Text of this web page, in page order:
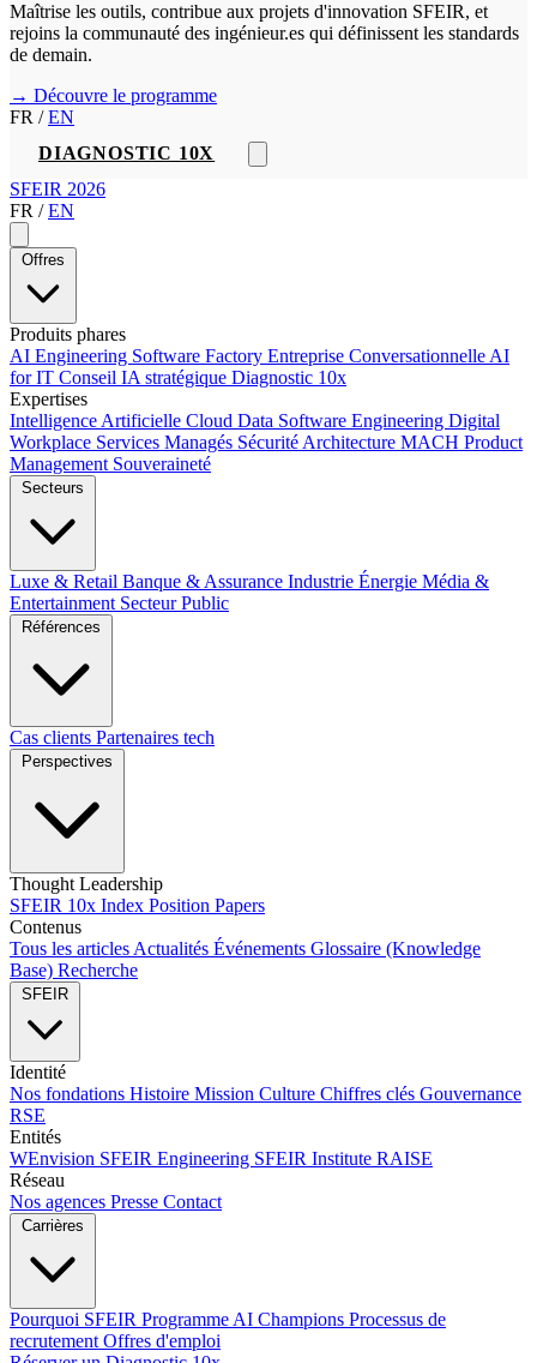
Maîtrise les outils, contribue aux projets d'innovation SFEIR, et
rejoins la communauté des ingénieur.es qui définissent les standards
de demain.
→ Découvre le programme
FR / EN
DIAGNOSTIC 10X
SFEIR 2026
FR / EN
Offres
Produits phares
AI Engineering Software Factory Entreprise Conversationnelle AI
for IT Conseil IA stratégique Diagnostic 10x
Expertises
Intelligence Artificielle Cloud Data Software Engineering Digital
Workplace Services Managés Sécurité Architecture MACH Product
Management Souveraineté
Secteurs
Luxe & Retail Banque & Assurance Industrie Énergie Média &
Entertainment Secteur Public
Références
Cas clients Partenaires tech
Perspectives
Thought Leadership
SFEIR 10x Index Position Papers
Contenus
Tous les articles Actualités Événements Glossaire (Knowledge
Base) Recherche
SFEIR
Identité
Nos fondations Histoire Mission Culture Chiffres clés Gouvernance
RSE
Entités
WEnvision SFEIR Engineering SFEIR Institute RAISE
Réseau
Nos agences Presse Contact
Carrières
Pourquoi SFEIR Programme AI Champions Processus de
recrutement Offres d'emploi